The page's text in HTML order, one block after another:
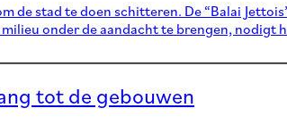
de stad te doen schitteren. De “Balai
onder de aandacht te brengen, nodigt
tot de gebouwen